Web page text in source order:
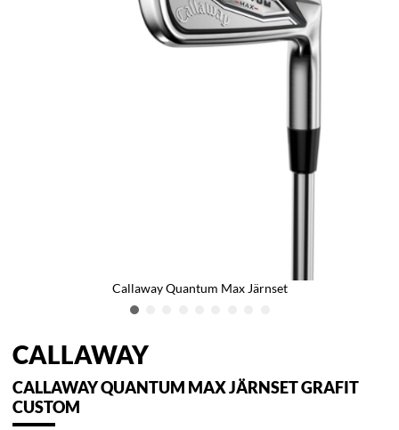
Callaway Quantum Max Järnset
CALLAWAY
CALLAWAY QUANTUM MAX JÄRNSET GRAFIT
CUSTOM